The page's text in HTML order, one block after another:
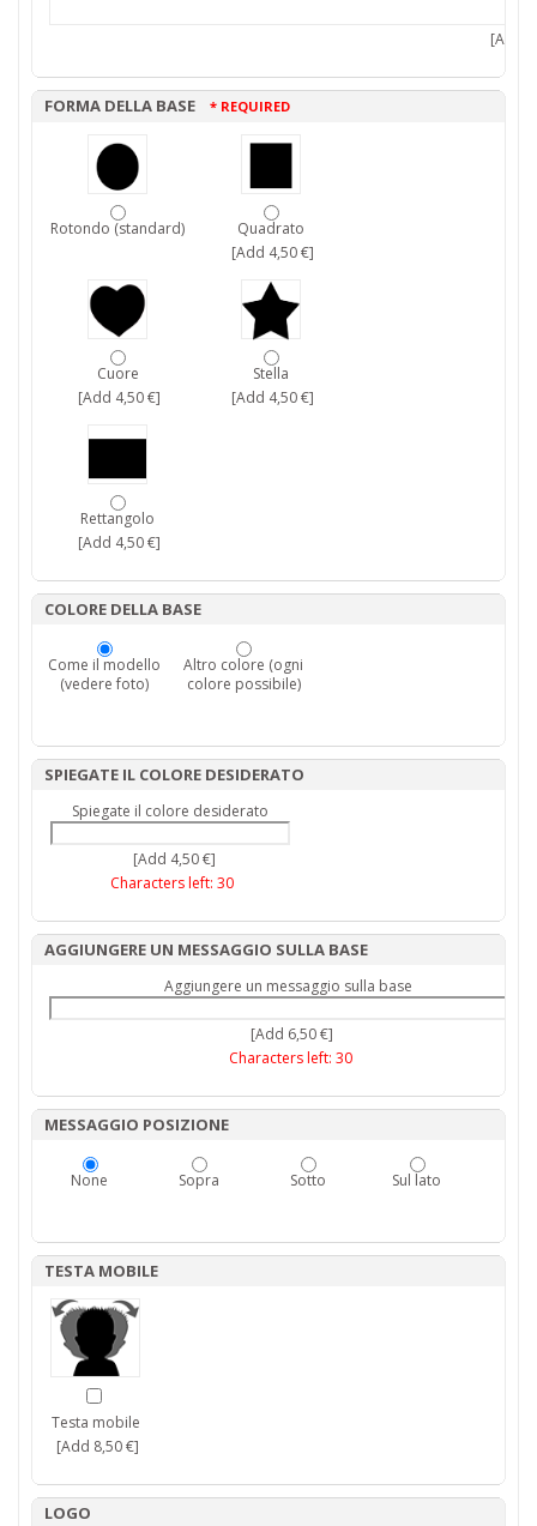
[Add
FORMA DELLA BASE * REQUIRED
Rotondo (standard)
Quadrato
[Add 4,50 €]
Cuore
[Add 4,50 €]
Stella
[Add 4,50 €]
Rettangolo
[Add 4,50 €]
COLORE DELLA BASE
Come il modello
(vedere foto)
Altro colore (ogni
colore possibile)
SPIEGATE IL COLORE DESIDERATO
Spiegate il colore desiderato
[Add 4,50 €]
Characters left: 30
AGGIUNGERE UN MESSAGGIO SULLA BASE
Aggiungere un messaggio sulla base
[Add 6,50 €]
Characters left: 30
MESSAGGIO POSIZIONE
None Sopra Sotto Sul lato
TESTA MOBILE
Testa mobile
[Add 8,50 €]
LOGO